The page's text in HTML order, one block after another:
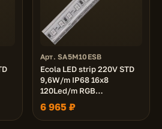
Арт. SA5M10ESB
Ecola LED strip 220V STD
9,6W/m IP68 16x8
120Led/m RGB
разноцветная лента 50м.
6 965 ₽